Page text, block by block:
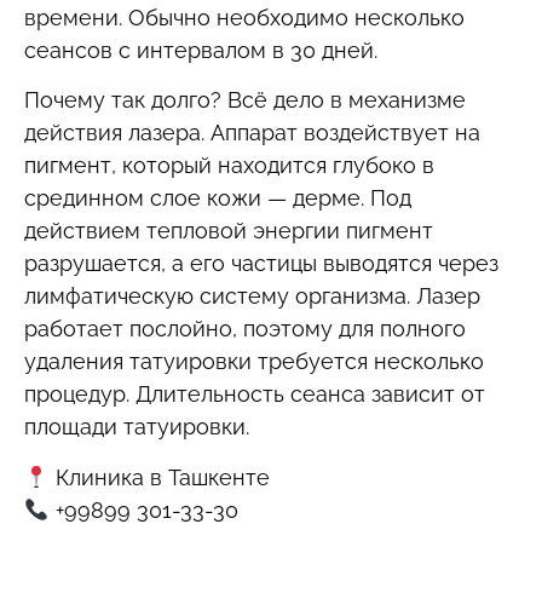
времени. Обычно необходимо несколько
сеансов с интервалом в 30 дней.
Почему так долго? Всё дело в механизме
действия лазера. Аппарат воздействует на
пигмент, который находится глубоко в
срединном слое кожи — дерме. Под
действием тепловой энергии пигмент
разрушается, а его частицы выводятся через
лимфатическую систему организма. Лазер
работает послойно, поэтому для полного
удаления татуировки требуется несколько
процедур. Длительность сеанса зависит от
площади татуировки.
Клиника в Ташкенте
+99899 301-33-30